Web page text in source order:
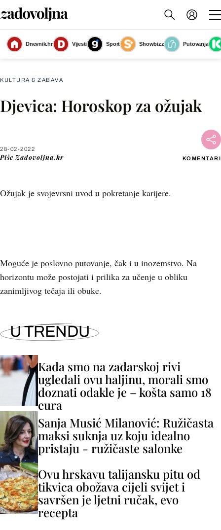
Dnevnik.hr Vijesti Sport Showbizz
Putovanja
(Foto: Zadovoljna.hr)
KULTURA & ZABAVA
Djevica: Horoskop za ožujak
28-02-2022
Piše Zadovoljna.hr KOMENTARI
Ožujak je svojevrsni uvod u pokretanje karijere.
Facebook
Moguće je poslovno putovanje, čak i u inozemstvo. Na
horizontu može postojati i prilika za učenje u obliku
zanimljivog tečaja ili obuke.
U TRENDU
Kada smo na zadarskoj rivi
ugledali ovu haljinu, morali smo
doznati odakle je – košta samo 18
eura
Sanja Musić Milanović: Ružičasta
maksi suknja uz koju idealno
pristaju - ružičaste salonke
Ovu hrskavu talijansku pitu od
tikvica obožava cijeli svijet i
savršen je ljetni ručak, evo
recepta